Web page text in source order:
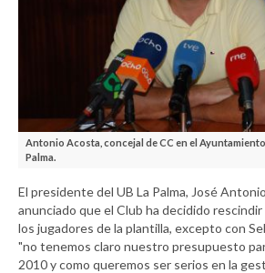
Antonio Acosta, concejal de CC en el
Palma.
El presidente del UB La Palma, José
anunciado que el Club ha decidido
los jugadores de la plantilla, excepto con
"no tenemos claro nuestro presupuesto
2010 y como queremos ser serios en la